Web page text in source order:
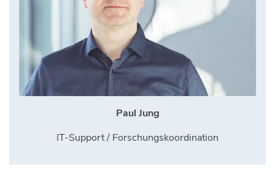
Paul Jung
IT-Support / Forschungskoordination